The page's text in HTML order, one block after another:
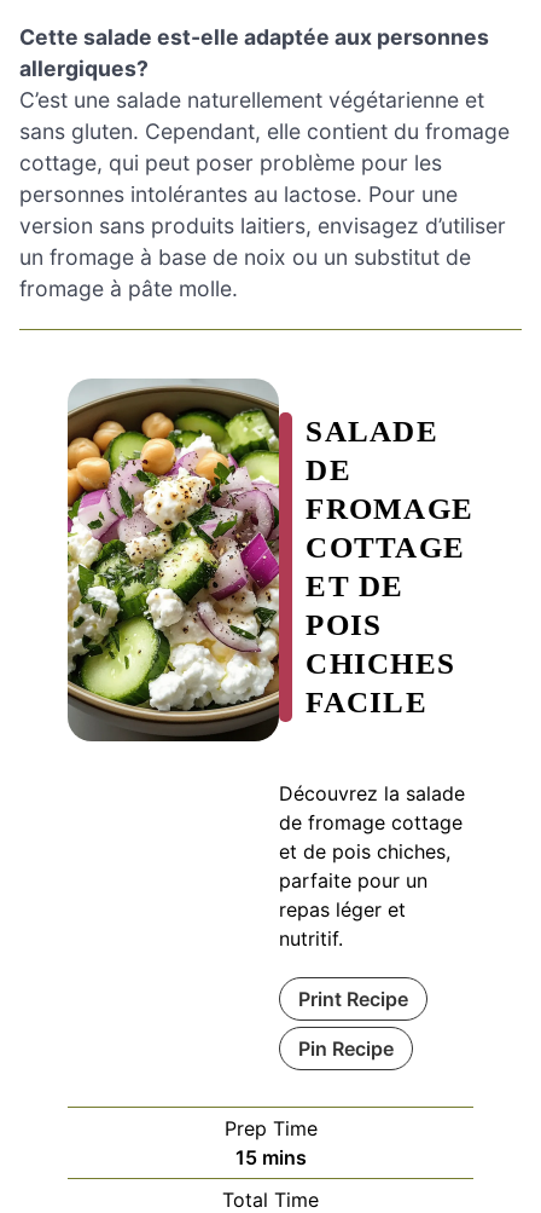
Cette salade est-elle adaptée aux personnes
allergiques?
C’est une salade naturellement végétarienne et
sans gluten. Cependant, elle contient du fromage
cottage, qui peut poser problème pour les
personnes intolérantes au lactose. Pour une
version sans produits laitiers, envisagez d’utiliser
un fromage à base de noix ou un substitut de
fromage à pâte molle.
SALADE
DE
FROMAGE
COTTAGE
ET DE
POIS
CHICHES
FACILE
Découvrez la salade
de fromage cottage
et de pois chiches,
parfaite pour un
repas léger et
nutritif.
Print Recipe
Pin Recipe
Prep Time
15minutes
mins
Total Time